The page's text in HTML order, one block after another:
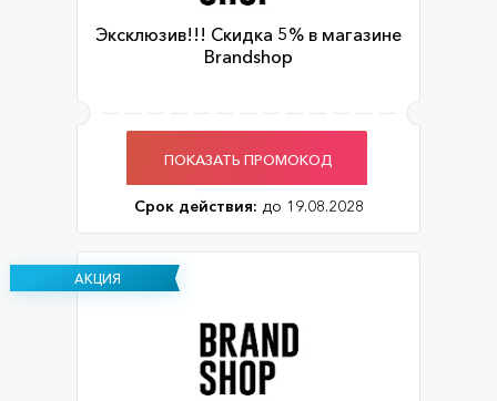
Эксклюзив!!! Скидка 5% в магазине
Brandshop
ПОКАЗАТЬ ПРОМОКОД
Срок действия: до 19.08.2028
АКЦИЯ